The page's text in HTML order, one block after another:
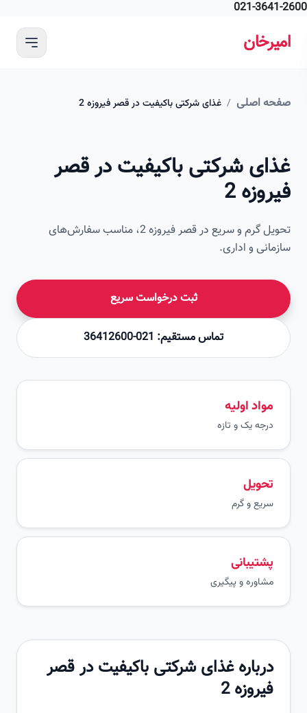
021-
اصلی / غذای شرکتی باکیفیت در قصر فیروزه 2
شرکتی باکیفیت در قصر
2
تحویل گرم و سریع در قصر فیروزه 2، مناسب سفارش‌های
و اداری.
ثبت درخواست سریع
تماس مستقیم: 021-36412600
مواد اولیه
درجه یک و تازه
سریع و گرم
پشتیبانی
مشاوره و پیگیری
درباره غذای شرکتی باکیفیت در قصر
فیروزه 2